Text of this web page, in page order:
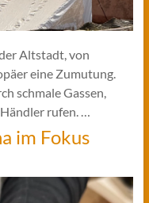
Altstadt, von
eine Zumutung.
schmale Gassen,
rufen. …
im Fokus